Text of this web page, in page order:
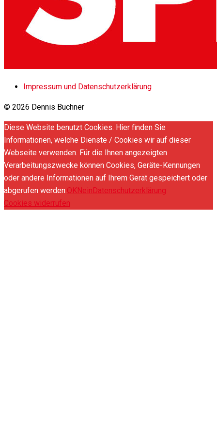
Impressum und Datenschutzerklärung
© 2026 Dennis Buchner
Diese Website benutzt Cookies. Hier finden Sie
Informationen, welche Dienste / Cookies wir auf dieser
Webseite verwenden. Für die Ihnen angezeigten
Verarbeitungszwecke können Cookies, Geräte-Kennungen
oder andere Informationen auf Ihrem Gerät gespeichert oder
abgerufen werden.OKNeinDatenschutzerklärung
Cookies widerrufen